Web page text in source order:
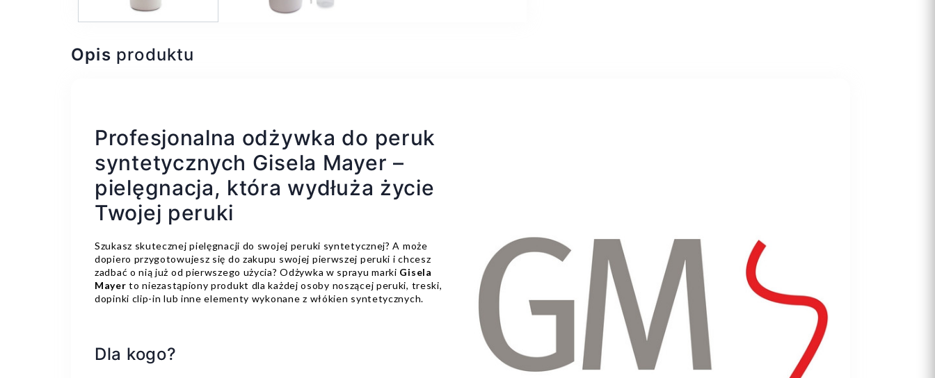
Opis produktu
Profesjonalna odżywka do peruk
syntetycznych Gisela Mayer –
pielęgnacja, która wydłuża życie
Twojej peruki
Szukasz skutecznej pielęgnacji do swojej peruki syntetycznej? A może
dopiero przygotowujesz się do zakupu swojej pierwszej peruki i chcesz
zadbać o nią już od pierwszego użycia? Odżywka w sprayu marki Gisela
Mayer to niezastąpiony produkt dla każdej osoby noszącej peruki, treski,
dopinki clip-in lub inne elementy wykonane z włókien syntetycznych.
Dla kogo?